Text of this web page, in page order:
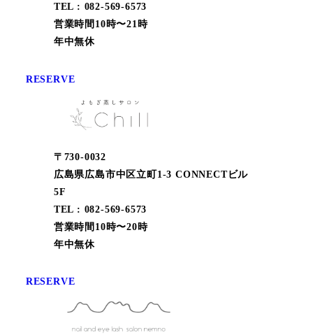
TEL : 082-569-6573
営業時間10時〜21時
年中無休
RESERVE
〒730-0032
広島県広島市中区立町1-3 CONNECTビル
5F
TEL : 082-569-6573
営業時間10時〜20時
年中無休
RESERVE